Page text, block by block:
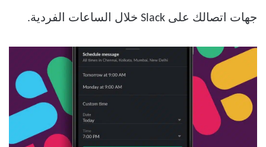
جهات اتصالك على Slack خلال الساعات الفردية.